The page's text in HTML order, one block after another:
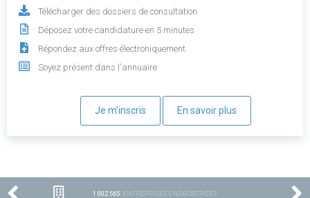
Télécharger des dossiers de consultation
Déposez votre candidature en 5 minutes
Répondez aux offres électroniquement
Soyez présent dans l'annuaire
Je m'inscris En savoir plus
1 002 565 ENTREPRISES ENREGISTRÉES